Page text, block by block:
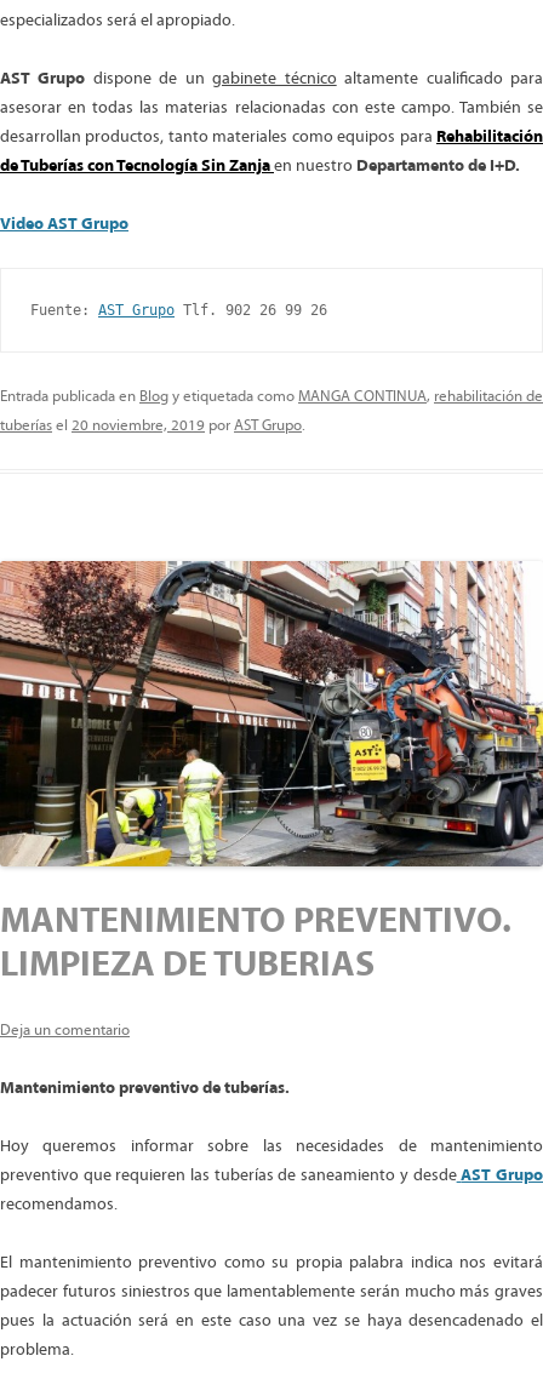
especializados será el apropiado.
AST Grupo dispone de ungabinete técnico altamente cualificado para
asesorar en todas las materias relacionadas con este campo. También se
desarrollan productos, tanto materiales como equipos para Rehabilitación
de Tuberías con Tecnología Sin Zanjaen nuestro Departamento de I+D.
Video AST Grupo
Fuente: AST Grupo Tlf. 902 26 99 26
Entrada publicada en Blogy etiquetada comoMANGA CONTINUA, rehabilitación de
tuberíasel 20 noviembre, 2019 porAST Grupo.
MANTENIMIENTO PREVENTIVO.
LIMPIEZA DE TUBERIAS
Deja un comentario
Mantenimiento preventivo de tuberías.
Hoy queremos informar sobre las necesidades de mantenimiento
preventivo que requieren las tuberías de saneamiento y desde AST Grupo
recomendamos.
El mantenimiento preventivo como su propia palabra indica nos evitará
padecer futuros siniestros que lamentablemente serán mucho más graves
pues la actuación será en este caso una vez se haya desencadenado el
problema.